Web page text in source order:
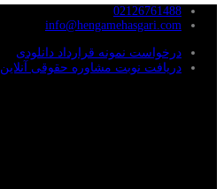
02126761488
info@hengamehasgari.com
درخواست نمونه قرارداد دانلودی
دریافت نوبت مشاوره حقوقی آنلاین